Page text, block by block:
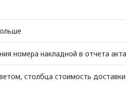
номера накладной в отчета
столбца стоимость